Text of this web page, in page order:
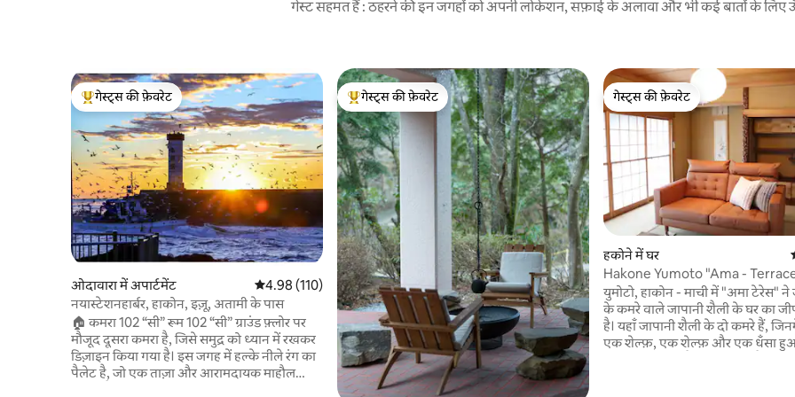
गेस्ट सहमत हैं : ठहरने की इन जगहों को अपनी लोकेशन, सफ़ाई के अलावा और भी कई बातों के लिए
गेस्ट्स का टॉप फ़ेवरेट
गेस्ट्स की फ़ेवरेट
ओदावारा में अपार्टमेंट औसत रेटिंग 5 में से 4.98, 110 समीक्षाएँ
4.98 (110)
नयास्टेशनहार्बर, हाकोन, इज़ू, अतामी के पास
🏠 कमरा 102 “सी” रूम 102 “सी” ग्राउंड फ़्लोर पर
मौजूद दूसरा कमरा है, जिसे समुद्र को ध्यान में रखकर
डिज़ाइन किया गया है। इस जगह में हल्के नीले रंग का
पैलेट है, जो एक ताज़ा और आरामदायक माहौल
गेस्ट्स का टॉप फ़ेवरेट
गेस्ट्स की फ़ेवरेट
गेस्ट्स की फ़ेवरेट
गेस्ट्स की फ़ेवरेट
हकोने में घर
Hakone Yumoto "Ama -
अधिकतम 8 लोगों के लिए 3 मुफ़्त
युमोटो, हाकोन - माची में "अमा टेरेस" ने
के कमरे वाले जापानी शैली के घर का
है। यहाँ जापानी शैली के दो कमरे हैं,
एक शेल्फ़, एक शेल्फ़ और एक धँसा हुआ